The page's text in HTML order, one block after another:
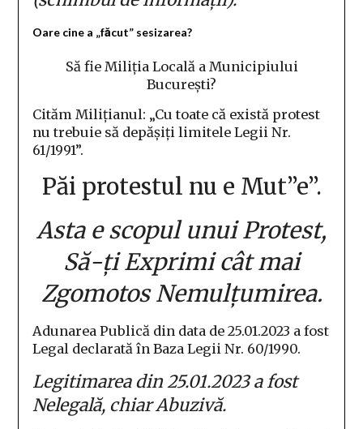
Oare cine a „făcut” sesizarea?
Să fie Miliția Locală a Municipiului
București?
Cităm Milițianul: „Cu toate că există protest
nu trebuie să depășiți limitele Legii Nr.
61/1991”.
Păi protestul nu e Mut”e”.
Asta e scopul unui Protest,
Să-ți Exprimi cât mai
Zgomotos Nemulțumirea.
Adunarea Publică din data de 25.01.2023 a fost
Legal declarată în Baza Legii Nr. 60/1990.
Legitimarea din 25.01.2023 a fost
Nelegală, chiar Abuzivă.